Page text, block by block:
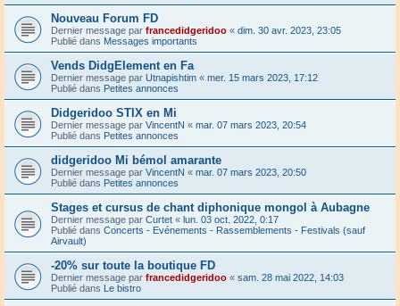
Nouveau Forum FD
Dernier message par francedidgeridoo « dim. 30 avr. 2023, 23:05
Publié dans Messages importants
Vends DidgElement en Fa
Dernier message par Utnapishtim « mer. 15 mars 2023, 17:12
Publié dans Petites annonces
Didgeridoo STIX en Mi
Dernier message par VincentN « mar. 07 mars 2023, 20:54
Publié dans Petites annonces
didgeridoo Mi bémol amarante
Dernier message par VincentN « mar. 07 mars 2023, 20:50
Publié dans Petites annonces
Stages et cursus de chant diphonique mongol à Aubagne
Dernier message par Curtet « lun. 03 oct. 2022, 0:17
Publié dans Concerts - Evénements - Rassemblements - Festivals (sauf
Airvault)
-20% sur toute la boutique FD
Dernier message par francedidgeridoo « sam. 28 mai 2022, 14:03
Publié dans Le bistro